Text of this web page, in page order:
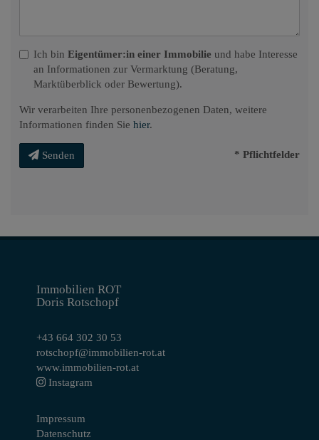
Ich bin Eigentümer:in einer Immobilie und habe Interesse
an Informationen zur Vermarktung (Beratung,
Marktüberblick oder Bewertung).
Wir verarbeiten Ihre personenbezogenen Daten, weitere
Informationen finden Sie hier.
Senden * Pflichtfelder
Immobilien ROT
Doris Rotschopf
+43 664 302 30 53
rotschopf@immobilien-rot.at
www.immobilien-rot.at
Instagram
Impressum
Datenschutz